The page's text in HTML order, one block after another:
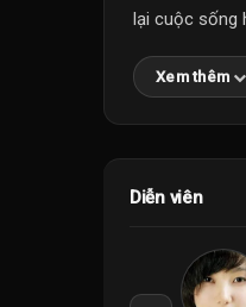
lại cuộc sống
Xem thêm
Diễn viên